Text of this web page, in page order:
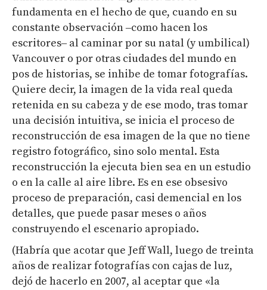
fundamenta en el hecho de que, cuando en su
constante observación‒como hacen los
escritores‒al caminar por su natal (y umbilical)
Vancouver o por otras ciudades del mundo en
pos de historias, se inhibe de tomar fotografías.
Quiere decir, la imagen de la vida real queda
retenida en su cabeza y de ese modo, tras tomar
una decisión intuitiva, se inicia el proceso de
reconstrucción de esa imagen de la que no tiene
registro fotográfico, sino solo mental. Esta
reconstrucción la ejecuta bien sea en un estudio
o en la calle al aire libre. Es en ese obsesivo
proceso de preparación, casi demencial en los
detalles, que puede pasar meses o años
construyendo el escenario apropiado.
(Habría que acotar que Jeff Wall, luego de treinta
años de realizar fotografías con cajas de luz,
dejó de hacerlo en 2007, al aceptar que «la